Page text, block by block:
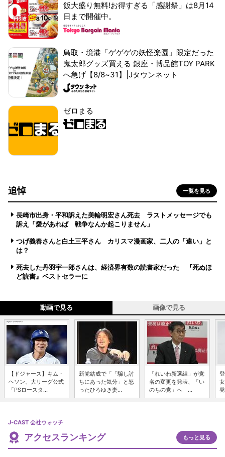
飯大盛り無料!お得すぎる「感謝祭」は8月14
日まで開催中。
鳥取・境港「ゲゲゲの妖怪楽園」限定だった
鬼太郎グッズ買える 銀座・博品館TOY PARK
へ急げ【8/8~31】|Jタウンネット
ゼロまる
追悼 一覧を見る
長崎市出身・平和訴えた美輪明宏さん死去 ラストメッセージでも
訴え「愛があれば 戦争なんか起こりません」
つげ義春さんと白土三平さん カリスマ漫画家、二人の「違い」と
は？
死去した丹羽宇一郎さんは、経済界有数の読書家だった 『死ぬほ
ど読書』ベストセラーに
動画で見る 画像で見る
【ドジャース】キム・
ヘソン、大リーグ公式
「PSロースタ...
新党結成で「「騙し討
ちにあった気分」と怒
ったひろゆき妻...
「れいわ新選組」が党
名の変更を発表、「い
のちの党」へ ...
J-CAST 会社ウォッチ
アクセスランキング もっと見る